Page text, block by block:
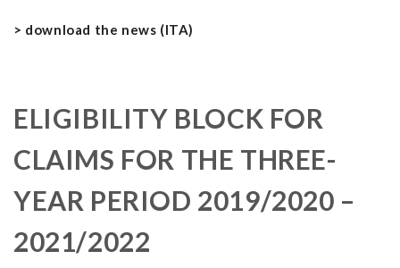
> download the news (ITA)
ELIGIBILITY BLOCK FOR
CLAIMS FOR THE THREE-
YEAR PERIOD 2019/2020 –
2021/2022